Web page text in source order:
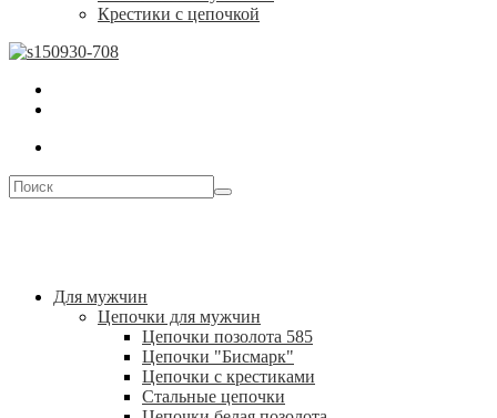
Крестики с цепочкой
Для мужчин
Цепочки для мужчин
Цепочки позолота 585
Цепочки "Бисмарк"
Цепочки с крестиками
Стальные цепочки